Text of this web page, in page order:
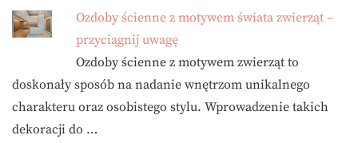
Ozdoby ścienne z motywem świata zwierząt –
przyciągnij uwagę
Ozdoby ścienne z motywem zwierząt to
doskonały sposób na nadanie wnętrzom unikalnego
charakteru oraz osobistego stylu. Wprowadzenie takich
dekoracji do …